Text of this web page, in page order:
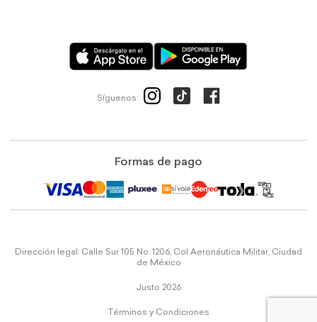
Síguenos:
Formas de pago
Dirección legal: Calle Sur 105 No. 1206, Col Aeronáutica Militar, Ciudad
de México
Justo 2026
Términos y Condiciones